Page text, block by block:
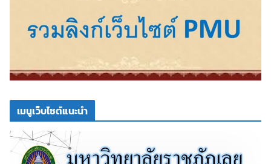
เมนูเว็บไซต์แนะนำ